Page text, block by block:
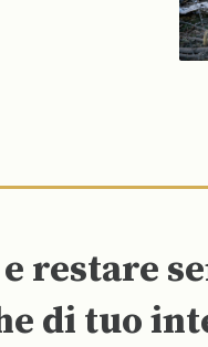
restare
di tuo